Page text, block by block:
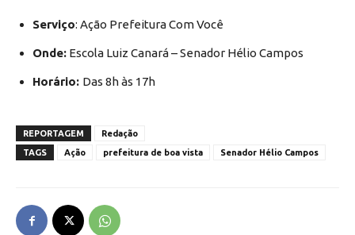
Serviço: Ação Prefeitura Com Você
Onde: Escola Luiz Canará – Senador Hélio Campos
Horário: Das 8h às 17h
REPORTAGEM
Redação
TAGS
Ação prefeitura de boa vista Senador Hélio Campos